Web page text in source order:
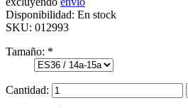
Disponibilidad: En stock
SKU: 012993
Tamaño: *
Cantidad: